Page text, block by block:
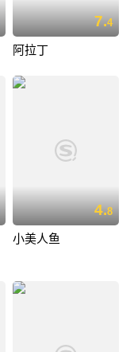
7.4
阿拉丁
4.8
小美人鱼